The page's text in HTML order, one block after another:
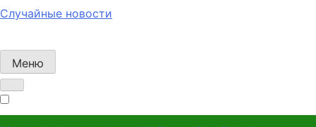
Случайные новости
Меню